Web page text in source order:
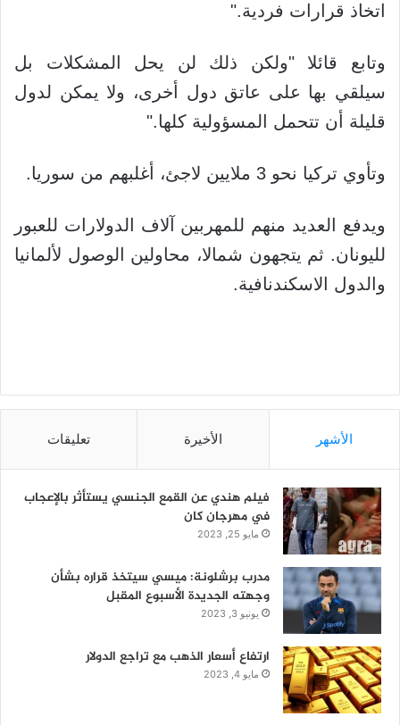
اتخاذ قرارات فردية."
وتابع قائلا "ولكن ذلك لن يحل المشكلات بل
سيلقي بها على عاتق دول أخرى، ولا يمكن لدول
قليلة أن تتحمل المسؤولية كلها."
وتأوي تركيا نحو 3 ملايين لاجئ، أغلبهم من سوريا.
ويدفع العديد منهم للمهربين آلاف الدولارات للعبور
لليونان. ثم يتجهون شمالا، محاولين الوصول لألمانيا
والدول الاسكندنافية.
الأشهر الأخيرة تعليقات
فيلم هندي عن القمع الجنسي يستأثر بالإعجاب
في مهرجان كان
مايو 25, 2023
مدرب برشلونة: ميسي سيتخذ قراره بشأن
وجهته الجديدة الأسبوع المقبل
يونيو 3, 2023
ارتفاع أسعار الذهب مع تراجع الدولار
مايو 4, 2023